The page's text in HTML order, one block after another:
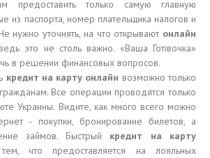
предоставить только самую главную
из паспорта, номер плательщика налогов и
нужно уточнять, на что открывают онлайн
ведь это не столь важно. «Ваша Готівочка»
в решении финансовых вопросов.
кредит на карту онлайн возможно только
Все операции проводятся только
Украины. Видите, как много всего можно
- покупки, бронирование билетов, а
займов. Быстрый кредит на карту
что предоставляется на лояльных